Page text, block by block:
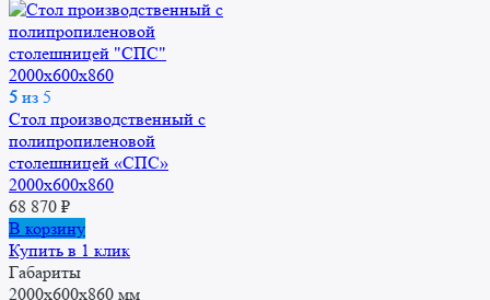
5 из 5
Стол производственный с
полипропиленовой
столешницей «СПС»
2000x600x860
68 870 ₽
В корзину
Купить в 1 клик
Габариты
2000x600x860 мм